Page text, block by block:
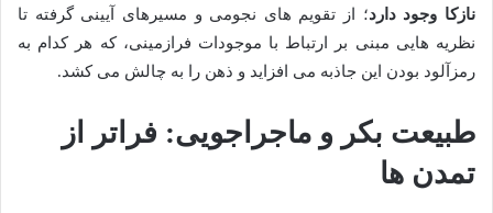
نازکا وجود دارد؛ از تقویم های نجومی و مسیرهای آیینی گرفته تا
نظریه هایی مبنی بر ارتباط با موجودات فرازمینی، که هر کدام به
رمزآلود بودن این جاذبه می افزاید و ذهن را به چالش می کشد.
طبیعت بکر و ماجراجویی: فراتر از
تمدن ها